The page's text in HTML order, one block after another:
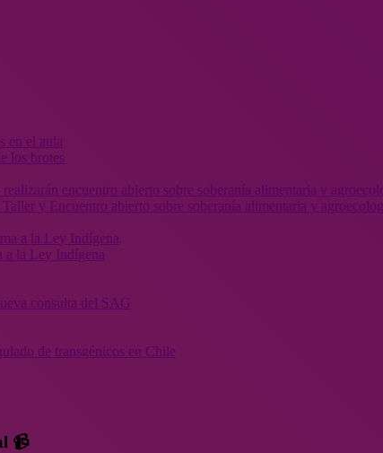
los brotes
y Encuentro abierto sobre soberanía alimentaria y
a la Ley Indígena
consulta del SAG
de transgénicos en Chile
📹